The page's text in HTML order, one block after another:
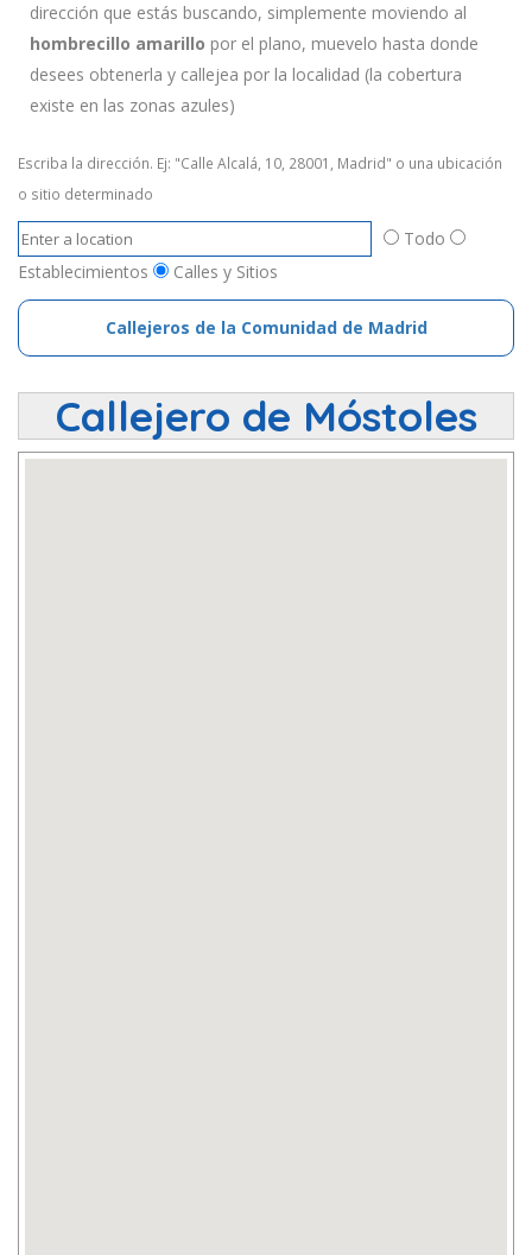
dirección que estás buscando, simplemente moviendo al
hombrecillo amarillo por el plano, muevelo hasta donde
desees obtenerla y callejea por la localidad (la cobertura
existe en las zonas azules)
Escriba la dirección. Ej: "Calle Alcalá, 10, 28001, Madrid" o una ubicación
o sitio determinado
Todo
Establecimientos
Calles y Sitios
Callejeros de la Comunidad de Madrid
Callejero de Móstoles